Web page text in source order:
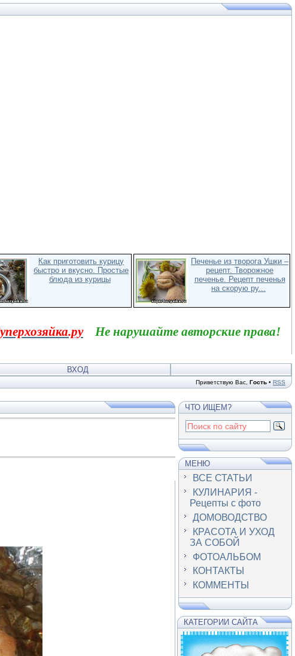
Как приготовить курицу
быстро и вкусно. Простые
блюда из курицы
Печенье из творога Ушки –
рецепт. Творожное
печенье. Рецепт печенья
на скорую ру...
Не нарушайте авторские права!
ВХОД
Приветствую Вас Гость • RSS
ЧТО ИЩЕМ?
МЕНЮ
ВСЕ СТАТЬИ
КУЛИНАРИЯ -
Рецепты с фото
ДОМОВОДСТВО
КРАСОТА И УХОД
ЗА СОБОЙ
ФОТОАЛЬБОМ
КОНТАКТЫ
КОММЕНТЫ
КАТЕГОРИИ САЙТА